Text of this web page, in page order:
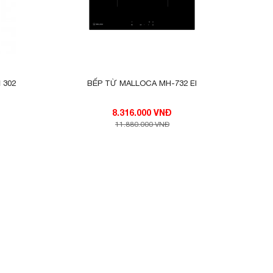
hai
kim
302 BẾP TỪ MALLOCA MH-732 EI
8.316.000 VNĐ
11.880.000 VNĐ